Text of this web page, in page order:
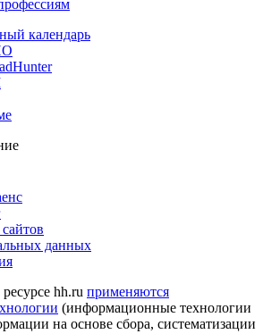
календарь
данных
hh.ru применяются
(информационные технологии
на основе сбора, систематизации